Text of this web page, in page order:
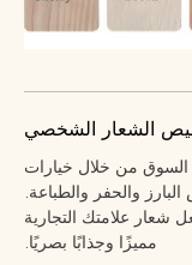
الشعار الشخصي
السوق من خلال خيارات
والحفر والطباعة.
شعار علامتك التجارية
مميزًا وجذابًا بصريًا.